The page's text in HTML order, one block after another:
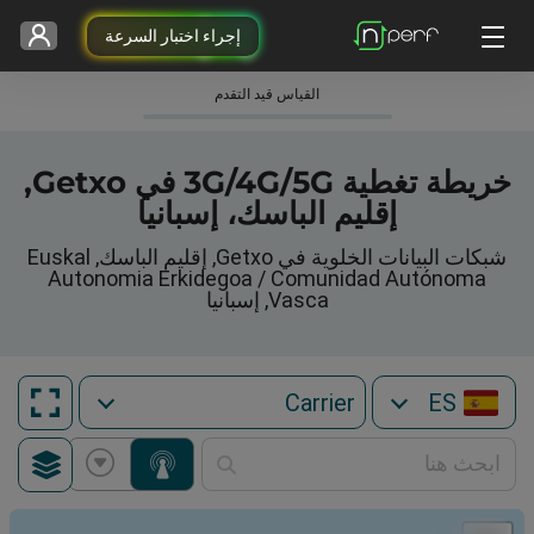
إجراء اختبار السرعة
القياس قيد التقدم
خريطة تغطية 3G/4G/5G في Getxo,
إقليم الباسك، إسبانيا
شبكات البيانات الخلوية في Getxo, إقليم الباسك, Euskal
Autonomia Erkidegoa / Comunidad Autónoma
Vasca, إسبانيا
ES